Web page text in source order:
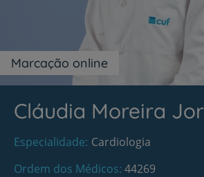
Marcação online
Cláudia Moreira
Especialidade Cardiologia
Ordem dos Médicos 44269